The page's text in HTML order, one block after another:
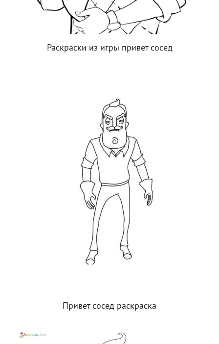
Раскраски из игры привет сосед
Привет сосед раскраска